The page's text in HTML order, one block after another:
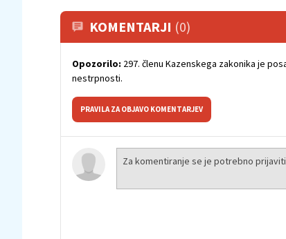
KOMENTARJI (0)
Opozorilo: 297. členu Kazenskega zakonika je
nestrpnosti.
PRAVILA ZA OBJAVO KOMENTARJEV